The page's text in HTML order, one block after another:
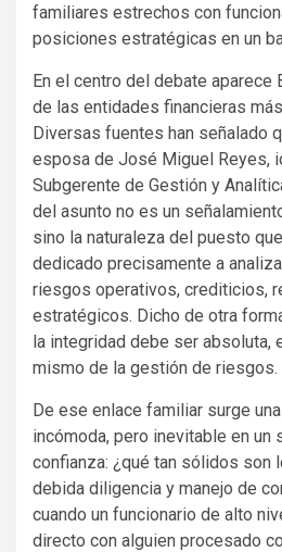
familiares estrechos con
posiciones estratégicas en un
En el centro del debate aparece
de las entidades financieras
Diversas fuentes han señalado
esposa de José Miguel Reyes,
Subgerente de Gestión y
del asunto no es un
sino la naturaleza del puesto
dedicado precisamente a
riesgos operativos, crediticios,
estratégicos. Dicho de otra
la integridad debe ser absoluta,
mismo de la gestión de riesgos.
De ese enlace familiar surge
incómoda, pero inevitable en un
confianza: ¿qué tan sólidos son
debida diligencia y manejo de
cuando un funcionario de alto
directo con alguien procesado